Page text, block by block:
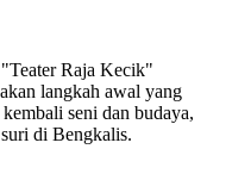
Raja Kecik"
langkah awal yang
seni dan budaya,
di Bengkalis.